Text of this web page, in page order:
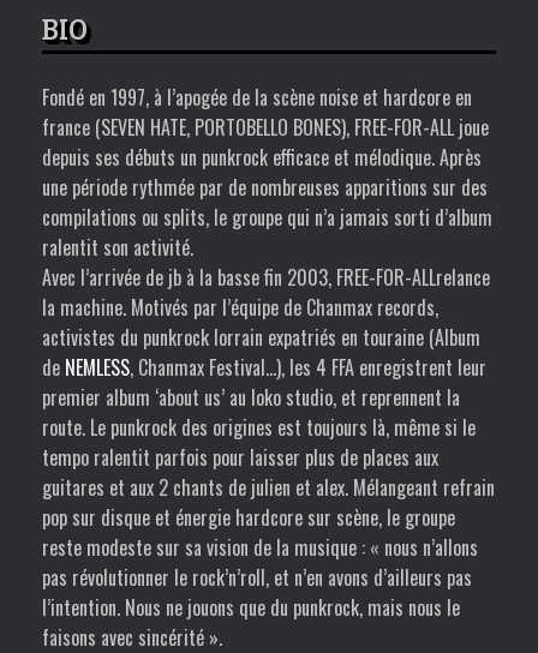
BIO
Fondé en 1997, à l’apogée de la scène noise et hardcore en
france (SEVEN HATE, PORTOBELLO BONES), FREE-FOR-ALL joue
depuis ses débuts un punkrock efficace et mélodique. Après
une période rythmée par de nombreuses apparitions sur des
compilations ou splits, le groupe qui n’a jamais sorti d’album
ralentit son activité.
Avec l’arrivée de jb à la basse fin 2003, FREE-FOR-ALLrelance
la machine. Motivés par l’équipe de Chanmax records,
activistes du punkrock lorrain expatriés en touraine (Album
de NEMLESS, Chanmax Festival…), les 4 FFA enregistrent leur
premier album ‘about us’ au loko studio, et reprennent la
route. Le punkrock des origines est toujours là, même si le
tempo ralentit parfois pour laisser plus de places aux
guitares et aux 2 chants de julien et alex. Mélangeant refrain
pop sur disque et énergie hardcore sur scène, le groupe
reste modeste sur sa vision de la musique : « nous n’allons
pas révolutionner le rock’n’roll, et n’en avons d’ailleurs pas
l’intention. Nous ne jouons que du punkrock, mais nous le
faisons avec sincérité ».